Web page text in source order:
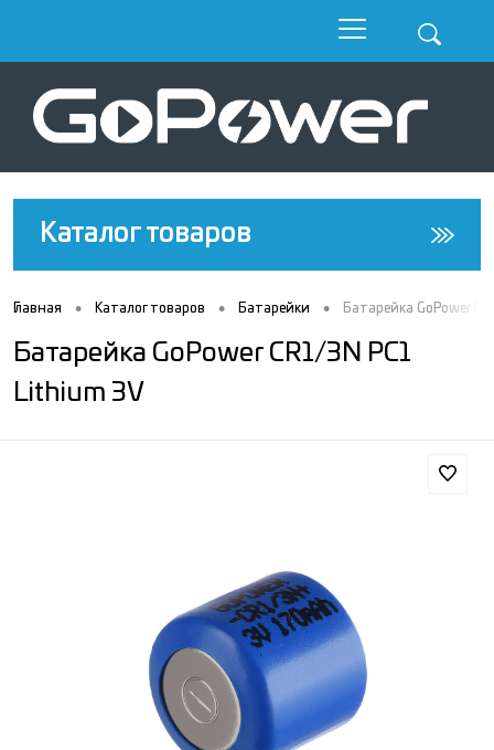
Каталог товаров
Главная • Каталог товаров • Батарейки • Батарейка GoPower
Батарейка GoPower CR1/3N PC1
Lithium 3V